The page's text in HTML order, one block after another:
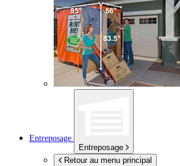
Entreposage
Entreposage
Retour au menu principal